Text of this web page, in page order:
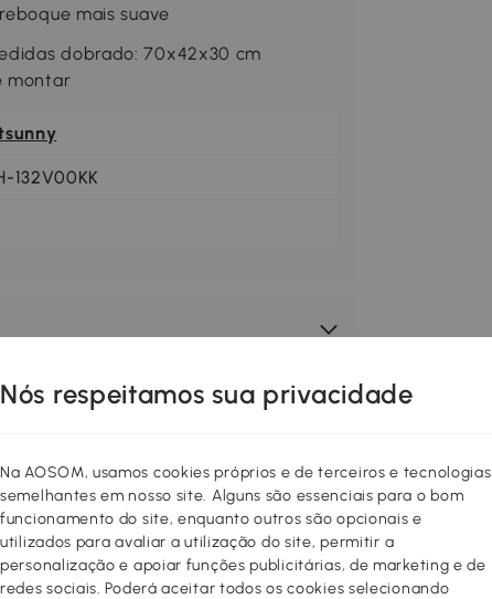
mais suave
dobrado: 70x42x30 cm
montar
132V00KK
Nós respeitamos sua privacidade
Na AOSOM, usamos cookies próprios e de terceiros e tecnologias
semelhantes em nosso site. Alguns são essenciais para o bom
funcionamento do site, enquanto outros são opcionais e
utilizados para avaliar a utilização do site, permitir a
personalização e apoiar funções publicitárias, de marketing e de
redes sociais. Poderá aceitar todos os cookies selecionando